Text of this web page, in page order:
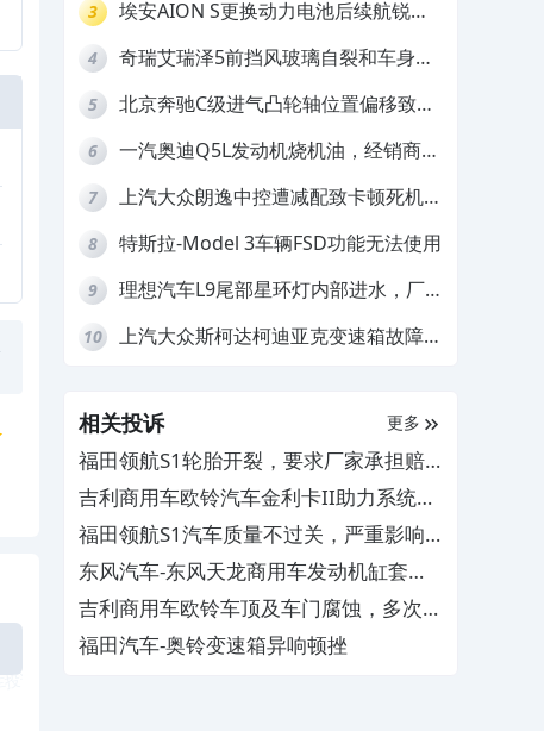
3
埃安AION S更换动力电池后续航锐
4
奇瑞艾瑞泽5前挡风玻璃自裂和车身多
5
北京奔驰C级进气凸轮轴位置偏移致发
6
一汽奥迪Q5L发动机烧机油，经销商推
7
上汽大众朗逸中控遭减配致卡顿死机，
8 特斯拉-Model 3车辆FSD功能无法使用
9
理想汽车L9尾部星环灯内部进水，厂
10
上汽大众斯柯达柯迪亚克变速箱故障，
相关投诉 更多
福田领航S1轮胎开裂，要求厂家承担赔
偿责任
吉利商用车欧铃汽车金利卡II助力系统有
问题，4S店没配件不给维修
福田领航S1汽车质量不过关，严重影响
生命财产安全
东风汽车-东风天龙商用车发动机缸套出
现蜂窝状锈蚀
吉利商用车欧铃车顶及车门腐蚀，多次与
厂家售后协商无果
福田汽车-奥铃变速箱异响顿挫